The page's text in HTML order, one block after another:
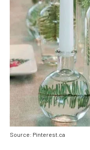
Source: Pinterest.ca